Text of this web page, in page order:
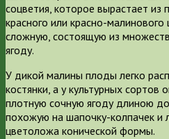
соцветия, которое вырастает из
красного или красно-
сложную, состоящую из
ягоду.
У дикой малины плоды легко
костянки, а у культурных сортов
плотную сочную ягоду длиною
похожую на шапочку-колпачек и
цветоложа конической формы.